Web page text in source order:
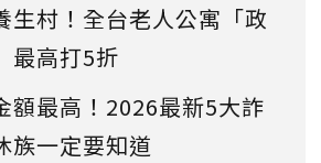
生村！全台老人公寓「政
最高打5折
額最高！2026最新5大詐
族一定要知道